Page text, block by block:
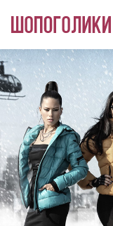
Перейти к